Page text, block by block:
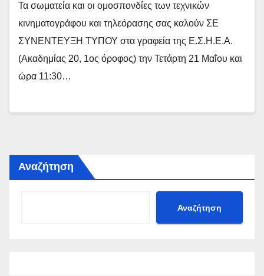
Τα σωματεία και οι ομοσπονδίες των τεχνικών
κινηματογράφου και τηλεόρασης σας καλούν ΣΕ
ΣΥΝΕΝΤΕΥΞΗ ΤΥΠΟΥ στα γραφεία της Ε.Σ.Η.Ε.Α.
(Ακαδημίας 20, 1ος όροφος) την Τετάρτη 21 Μαΐου και
ώρα 11:30…
Αναζήτηση
Αναζήτηση